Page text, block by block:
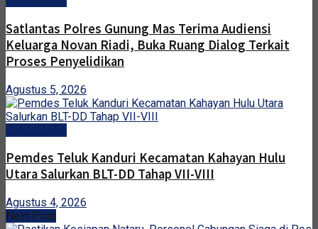
Satlantas Polres Gunung Mas Terima Audiensi
Keluarga Novan Riadi, Buka Ruang Dialog Terkait
Proses Penyelidikan
Agustus 5, 2026
Pemdes Teluk Kanduri Kecamatan Kahayan Hulu
Utara Salurkan BLT-DD Tahap VII-VIII
Agustus 4, 2026
Next Post